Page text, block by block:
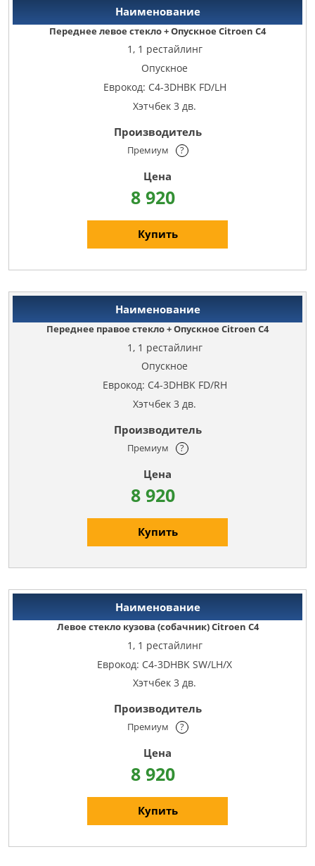
Переднее левое стекло + Опускное Citroen C4
1, 1 рестайлинг
Опускное
Еврокод: C4-3DHBK FD/LH
Хэтчбек 3 дв.
Премиум ?
8 920
Купить
Переднее правое стекло + Опускное Citroen C4
1, 1 рестайлинг
Опускное
Еврокод: C4-3DHBK FD/RH
Хэтчбек 3 дв.
Премиум ?
8 920
Купить
Левое стекло кузова (собачник) Citroen C4
1, 1 рестайлинг
Еврокод: C4-3DHBK SW/LH/X
Хэтчбек 3 дв.
Премиум ?
8 920
Купить